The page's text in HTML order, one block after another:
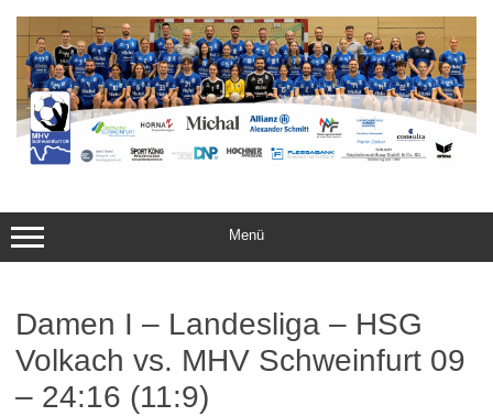
Inhalt
springen
Menü
Damen I – Landesliga – HSG
Volkach vs. MHV Schweinfurt 09
– 24:16 (11:9)